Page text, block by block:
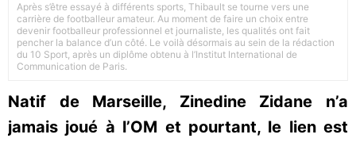
Après s’être essayé à différents sports, Thibault se tourne vers une
carrière de footballeur amateur. Au moment de faire un choix entre
devenir footballeur professionnel et journaliste, les qualités ont fait
pencher la balance d’un côté. Le voilà désormais au sein de la rédaction
du 10 Sport, après un diplôme obtenu à l’Institut International de
Communication de Paris.
Natif de Marseille, Zinedine Zidane n’a
jamais joué à l’OM et pourtant, le lien est